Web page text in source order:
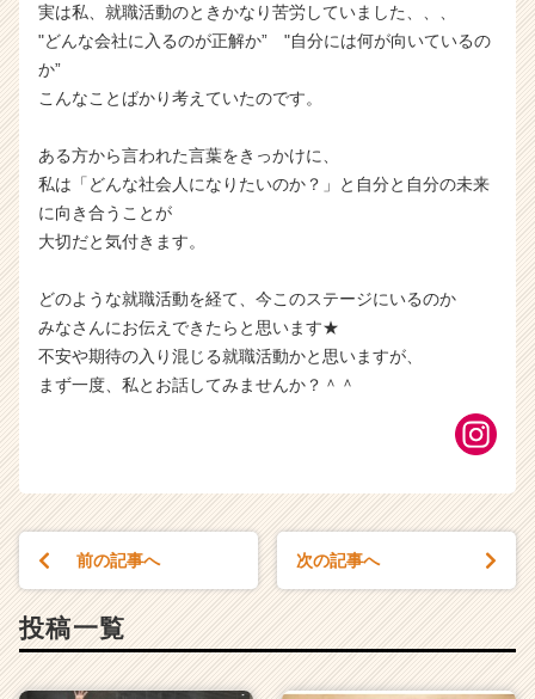
実は私、就職活動のときかなり苦労していました、、、
"どんな会社に入るのが正解か” "自分には何が向いているの
か”
こんなことばかり考えていたのです。
ある方から言われた言葉をきっかけに、
私は「どんな社会人になりたいのか？」と自分と自分の未来
に向き合うことが
大切だと気付きます。
どのような就職活動を経て、今このステージにいるのか
みなさんにお伝えできたらと思います★
不安や期待の入り混じる就職活動かと思いますが、
まず一度、私とお話してみませんか？＾＾
前の記事へ 次の記事へ
投稿一覧